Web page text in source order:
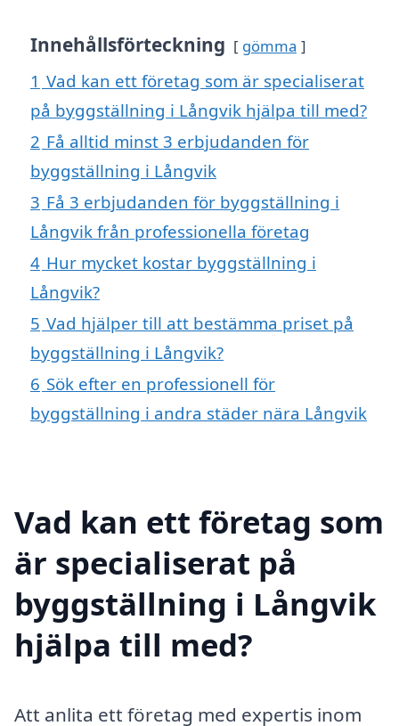
Innehållsförteckning gömma
1 Vad kan ett företag som är specialiserat
på byggställning i Långvik hjälpa till med?
2 Få alltid minst 3 erbjudanden för
byggställning i Långvik
3 Få 3 erbjudanden för byggställning i
Långvik från professionella företag
4 Hur mycket kostar byggställning i
Långvik?
5 Vad hjälper till att bestämma priset på
byggställning i Långvik?
6 Sök efter en professionell för
byggställning i andra städer nära Långvik
Vad kan ett företag som
är specialiserat på
byggställning i Långvik
hjälpa till med?
Att anlita ett företag med expertis inom